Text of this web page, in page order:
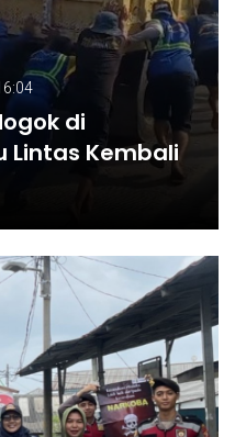
di
Lintas Kembali